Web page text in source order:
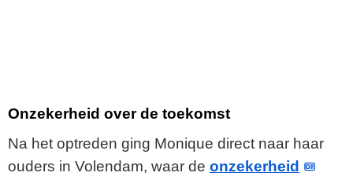
Onzekerheid over de toekomst
Na het optreden ging Monique direct naar haar
ouders in Volendam, waar de onzekerheid